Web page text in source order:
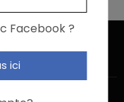
Facebook ?
ici